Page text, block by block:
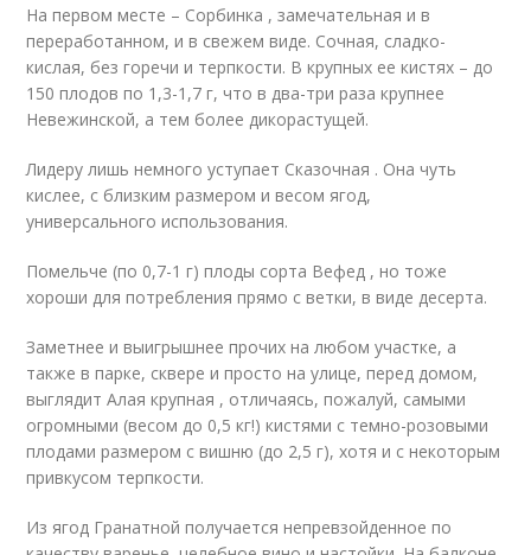
На первом месте – Сорбинка , замечательная и в
переработанном, и в свежем виде. Сочная, сладко-
кислая, без горечи и терпкости. В крупных ее кистях – до
150 плодов по 1,3-1,7 г, что в два-три раза крупнее
Невежинской, а тем более дикорастущей.
Лидеру лишь немного уступает Сказочная . Она чуть
кислее, с близким размером и весом ягод,
универсального использования.
Помельче (по 0,7-1 г) плоды сорта Вефед , но тоже
хороши для потребления прямо с ветки, в виде десерта.
Заметнее и выигрышнее прочих на любом участке, а
также в парке, сквере и просто на улице, перед домом,
выглядит Алая крупная , отличаясь, пожалуй, самыми
огромными (весом до 0,5 кг!) кистями с темно-розовыми
плодами размером с вишню (до 2,5 г), хотя и с некоторым
привкусом терпкости.
Из ягод Гранатной получается непревзойденное по